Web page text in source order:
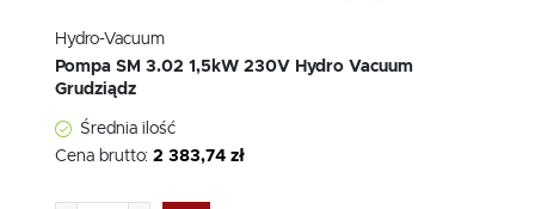
Hydro-Vacuum
Pompa SM 3.02 1,5kW 230V Hydro Vacuum
Grudziądz
Średnia ilość
Cena brutto: 2 383,74 zł